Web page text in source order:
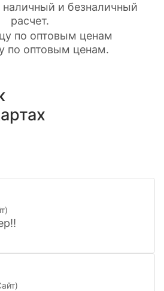
и безналичный
расчет.
по оптовым ценам.